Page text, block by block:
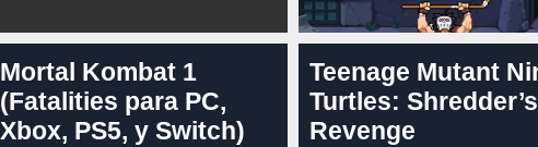
Mortal Kombat 1
(Fatalities para PC,
Xbox, PS5, y Switch)
Teenage Mutant
Turtles: Shredder’s
Revenge